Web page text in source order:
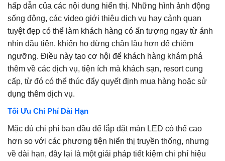
hấp dẫn của các nội dung hiển thị. Những hình ảnh động
sống động, các video giới thiệu dịch vụ hay cảnh quan
tuyệt đẹp có thể làm khách hàng có ấn tượng ngay từ ánh
nhìn đầu tiên, khiến họ dừng chân lâu hơn để chiêm
ngưỡng. Điều này tạo cơ hội để khách hàng khám phá
thêm về các dịch vụ, tiện ích mà khách sạn, resort cung
cấp, từ đó có thể thúc đẩy quyết định mua hàng hoặc sử
dụng thêm dịch vụ.
Tối Ưu Chi Phí Dài Hạn
Mặc dù chi phí ban đầu để lắp đặt màn LED có thể cao
hơn so với các phương tiện hiển thị truyền thống, nhưng
về dài hạn, đây lại là một giải pháp tiết kiệm chi phí hiệu